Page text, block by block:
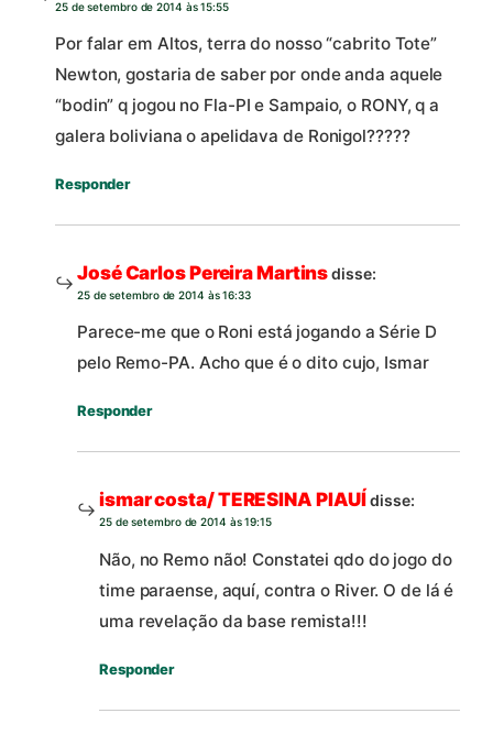
25 de setembro de 2014 às 15:55
Por falar em Altos, terra do nosso “cabrito Tote”
Newton, gostaria de saber por onde anda aquele
“bodin” q jogou no Fla-PI e Sampaio, o RONY, q a
galera boliviana o apelidava de Ronigol?????
Responder
José Carlos Pereira Martinsdisse:
25 de setembro de 2014 às 16:33
Parece-me que o Roni está jogando a Série D
pelo Remo-PA. Acho que é o dito cujo, Ismar
Responder
ismar costa/ TERESINA PIAUÍdisse:
25 de setembro de 2014 às 19:15
Não, no Remo não! Constatei qdo do jogo do
time paraense, aquí, contra o River. O de lá é
uma revelação da base remista!!!
Responder